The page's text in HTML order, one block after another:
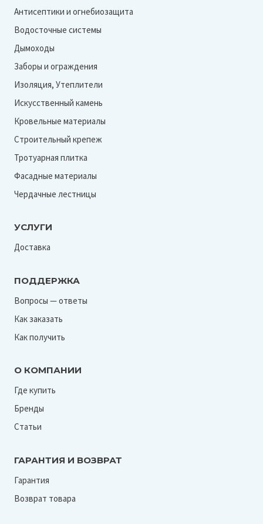
Антисептики и огнебиозащита
Водосточные системы
Дымоходы
Заборы и ограждения
Изоляция, Утеплители
Искусственный камень
Кровельные материалы
Строительный крепеж
Тротуарная плитка
Фасадные материалы
Чердачные лестницы
УСЛУГИ
Доставка
ПОДДЕРЖКА
Вопросы — ответы
Как заказать
Как получить
О КОМПАНИИ
Где купить
Бренды
Статьи
ГАРАНТИЯ И ВОЗВРАТ
Гарантия
Возврат товара